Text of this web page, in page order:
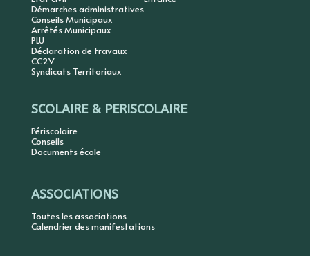
Démarches administratives
Conseils Municipaux
Arrêtés Municipaux
PLU
Déclaration de travaux
CC2V
Syndicats Territoriaux
SCOLAIRE & PERISCOLAIRE
Périscolaire
Conseils
Documents école
ASSOCIATIONS
Toutes les associations
Calendrier des manifestations